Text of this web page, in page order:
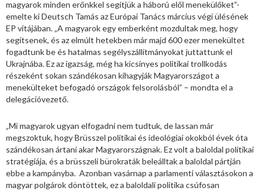
magyarok minden erőnkkel segítjük a háború elől menekülőket”-
emelte ki Deutsch Tamás az Európai Tanács március végi ülésének
EP vitájában. „A magyarok egy emberként mozdultak meg, hogy
segítsenek, és az elmúlt hetekben már majd 600 ezer menekültet
fogadtunk be és hatalmas segélyszállítmányokat juttattunk el
Ukrajnába. Ez az igazság, még ha kicsinyes politikai trollkodás
részeként sokan szándékosan kihagyják Magyarországot a
menekülteket befogadó országok felsorolásból” – mondta el a
delegációvezető.
„Mi magyarok ugyan elfogadni nem tudtuk, de lassan már
megszoktuk, hogy Brüsszel politikai és ideológiai okokból évek óta
szándékosan ártani akar Magyarországnak. Ez volt a baloldal politikai
stratégiája, és a brüsszeli bürokraták beleálltak a baloldal pártján
ebbe a kampányba. Azonban vasárnap a parlamenti választásokon a
magyar polgárok döntöttek, ez a baloldali politika csúfosan